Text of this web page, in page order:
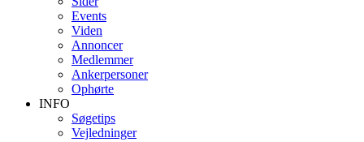
Events
Viden
Annoncer
Medlemmer
Ankerpersoner
Ophørte
INFO
Søgetips
Vejledninger